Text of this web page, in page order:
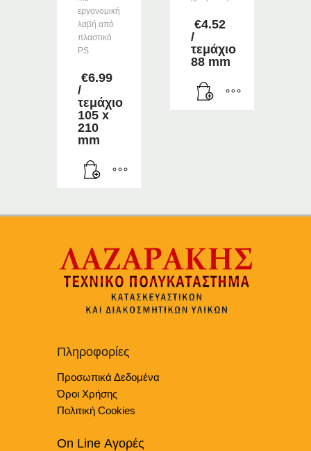
εργονομική
λαβή από
πλαστικό
PS
€6.99
/
τεμάχιο
105 x
210
mm
€4.52
/
τεμάχιο
88 mm
Πληροφορίες
Προσωπικά Δεδομένα
Όροι Χρήσης
Πολιτική Cookies
On Line Αγορές